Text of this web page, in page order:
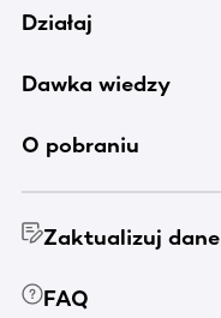
Działaj
Dawka wiedzy
O pobraniu
Zaktualizuj dane
FAQ